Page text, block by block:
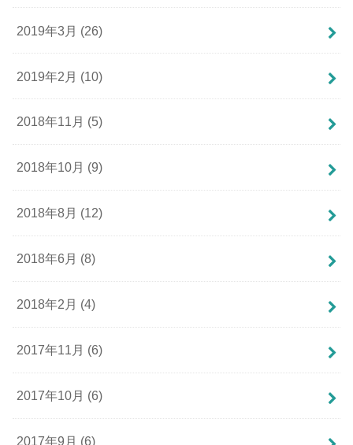
2019年3月 (26)
2019年2月 (10)
2018年11月 (5)
2018年10月 (9)
2018年8月 (12)
2018年6月 (8)
2018年2月 (4)
2017年11月 (6)
2017年10月 (6)
2017年9月 (6)